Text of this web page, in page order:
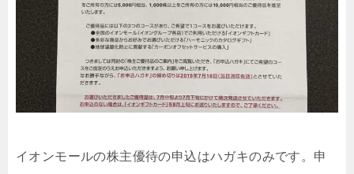
イオンモールの株主優待の申込はハガキのみです。申